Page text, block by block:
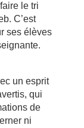
le tri
C’est
ses élèves
un esprit
qui
de
ni